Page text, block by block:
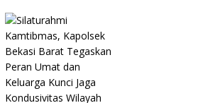
Transparansi
Penanganan Dugaan
Penganiayaan